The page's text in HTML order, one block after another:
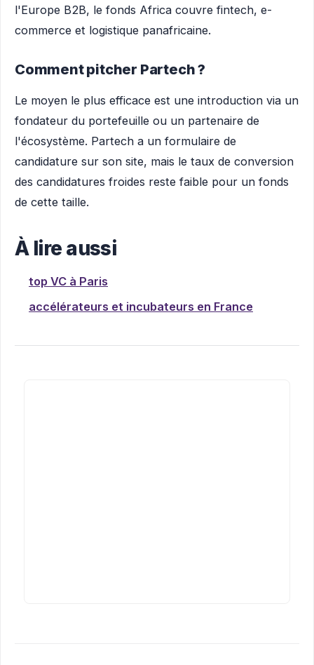
l'Europe B2B, le fonds Africa couvre fintech, e-
commerce et logistique panafricaine.
Comment pitcher Partech ?
Le moyen le plus efficace est une introduction via un
fondateur du portefeuille ou un partenaire de
l'écosystème. Partech a un formulaire de
candidature sur son site, mais le taux de conversion
des candidatures froides reste faible pour un fonds
de cette taille.
À lire aussi
top VC à Paris
accélérateurs et incubateurs en France